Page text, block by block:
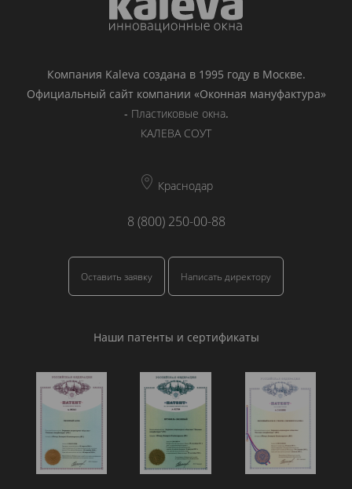
Компания Kaleva создана в 1995 году в Москве.
Официальный сайт компании «Оконная мануфактура»
- Пластиковые окна.
КАЛЕВА СОУТ
Краснодар
8 (800) 250-00-88
Оставить заявку Написать директору
Наши патенты и сертификаты